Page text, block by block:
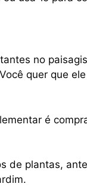
no
quer que
é
de plantas,